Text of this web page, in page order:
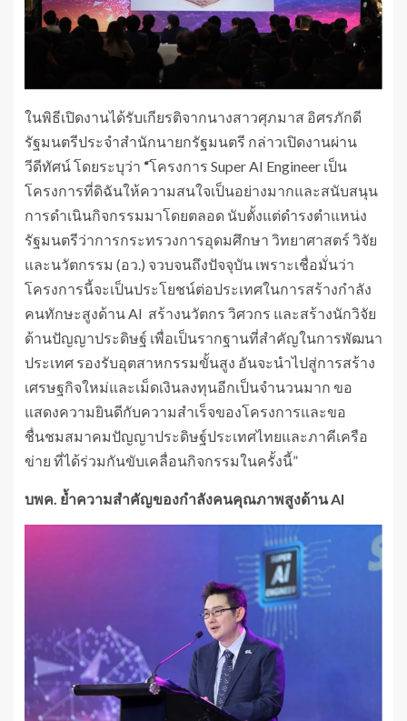
ในพิธีเปิดงานได้รับเกียรติจากนางสาวศุภมาส อิศรภักดี
รัฐมนตรีประจำสำนักนายกรัฐมนตรี กล่าวเปิดงานผ่าน
วีดีทัศน์ โดยระบุว่า “โครงการ Super AI Engineer เป็น
โครงการที่ดิฉันให้ความสนใจเป็นอย่างมากและสนับสนุน
การดำเนินกิจกรรมมาโดยตลอด นับตั้งแต่ดำรงตำแหน่ง
รัฐมนตรีว่าการกระทรวงการอุดมศึกษา วิทยาศาสตร์ วิจัย
และนวัตกรรม (อว.) จวบจนถึงปัจจุบัน เพราะเชื่อมั่นว่า
โครงการนี้จะเป็นประโยชน์ต่อประเทศในการสร้างกำลัง
คนทักษะสูงด้าน AI สร้างนวัตกร วิศวกร และสร้างนักวิจัย
ด้านปัญญาประดิษฐ์ เพื่อเป็นรากฐานที่สำคัญในการพัฒนา
ประเทศ รองรับอุตสาหกรรมขั้นสูง อันจะนำไปสู่การสร้าง
เศรษฐกิจใหม่และเม็ดเงินลงทุนอีกเป็นจำนวนมาก ขอ
แสดงความยินดีกับความสำเร็จของโครงการและขอ
ชื่นชมสมาคมปัญญาประดิษฐ์ประเทศไทยและภาคีเครือ
ข่าย ที่ได้ร่วมกันขับเคลื่อนกิจกรรมในครั้งนี้”
บพค. ย้ำความสำคัญของกำลังคนคุณภาพสูงด้านAI